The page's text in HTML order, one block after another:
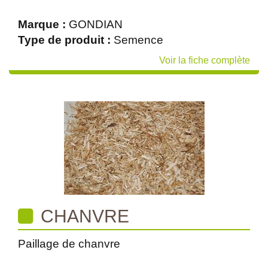
Marque : GONDIAN
Type de produit : Semence
Voir la fiche complète
CHANVRE
Paillage de chanvre